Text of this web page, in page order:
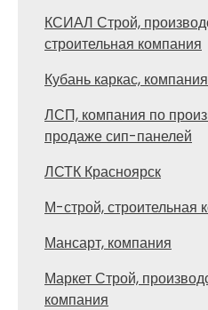
КСИАЛ Строй,
строительная компания
Кубань каркас, компания
ЛСП, компания по
продаже сип-панелей
ЛСТК Красноярск
М-строй, строительная
Мансарт, компания
Маркет Строй,
компания